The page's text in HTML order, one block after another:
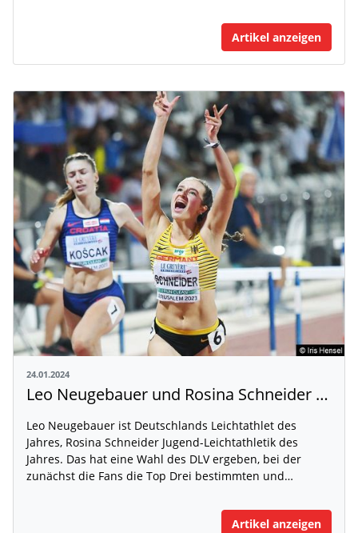
Artikel anzeigen
24.01.2024
Leo Neugebauer und Rosina Schneider bei Athleten-Wahl vorne
Leo Neugebauer ist Deutschlands Leichtathlet des
Jahres, Rosina Schneider Jugend-Leichtathletik des
Jahres. Das hat eine Wahl des DLV ergeben, bei der
zunächst die Fans die Top Drei bestimmten und…
Artikel anzeigen